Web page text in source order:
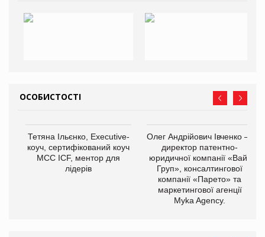
ОСОБИСТОСТІ
Тетяна Ільєнко, Executive-
коуч, сертифікований коуч
МСС ICF, ментор для
лідерів
Олег Андрійович Івченко —
директор патентно-
юридичної компанії «Вайз
Груп», консалтингової
компанії «Парето» та
маркетингової агенції
Myka Agency.